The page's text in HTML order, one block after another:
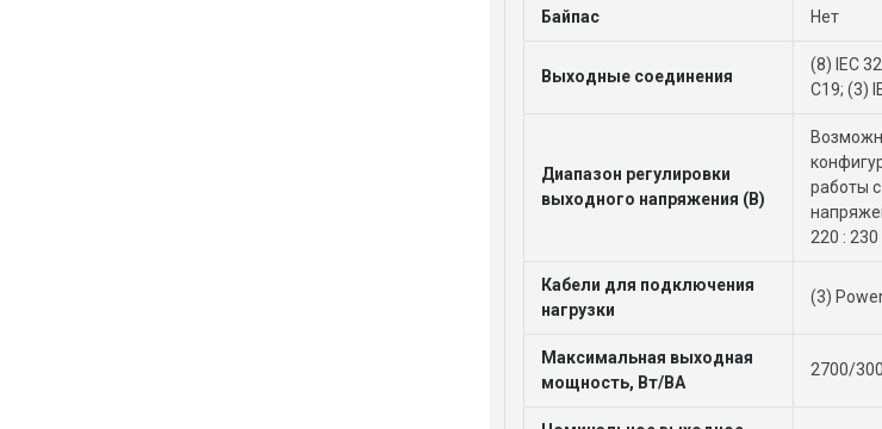
Байпас Нет
Выходные соединения
(8) IEC
C19; (3)
Диапазон регулировки
выходного напряжения (В)
работы
220 :
Кабели для подключения
нагрузки
(3)
Максимальная выходная
мощность, Вт/ВА
2700/